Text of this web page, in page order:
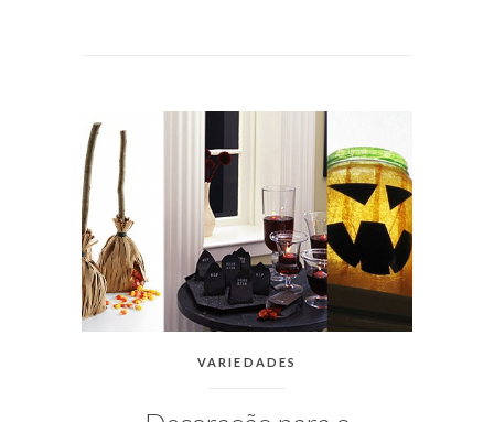
PUBLICADO
POR
MICHELLI
CATEGORIAS:
VARIEDADES